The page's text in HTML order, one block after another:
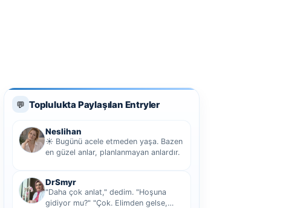
💬 Toplulukta Paylaşılan Entryler
Neslihan
☀️ Bugünü acele etmeden yaşa. Bazen
en güzel anlar, planlanmayan anlardır.
DrSmyr
"Daha çok anlat," dedim. "Hoşuna
gidiyor mu?" "Çok. Elimden gelse,